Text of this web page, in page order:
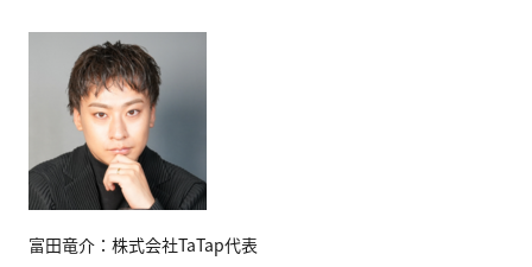
富田竜介：株式会社TaTap代表